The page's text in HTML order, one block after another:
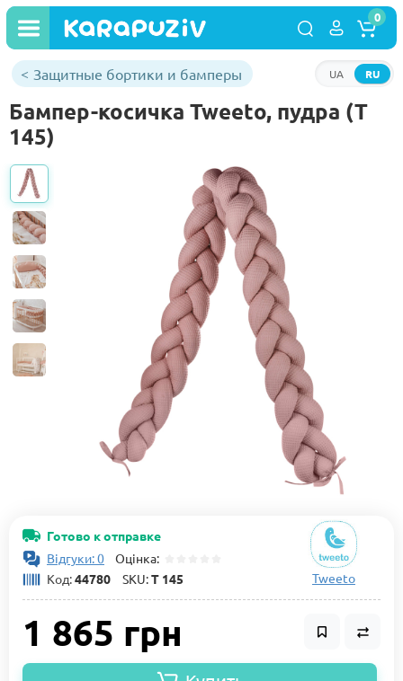
RU
UA
0
Защитные бортики и бамперы
Бампер-косичка Tweeto, пудра (Т
145)
Готово к отправке
Відгуки: 0 Оцінка:
Код:44780 SKU:Т 145 Tweeto
1 865 грн